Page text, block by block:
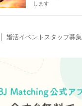
します
婚活イベントスタッフ募集